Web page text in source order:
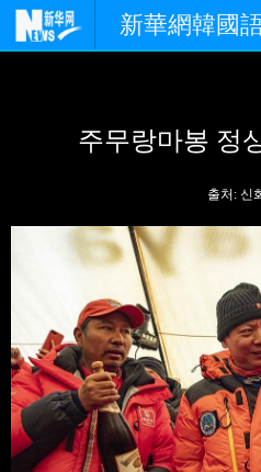
新華網韓國
경제 사회
핫
연예 관광
생생 중국어
주무랑마봉 정
출처: 신